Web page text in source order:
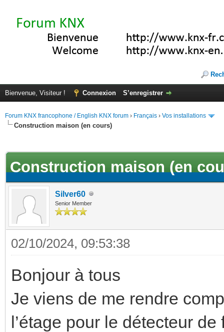
Bienvenue, Visiteur ! Connexion S’enregistrer
Forum KNX francophone / English KNX forum › Français › Vos installations
Construction maison (en cours)
Construction maison (en
Silver60
Senior Member
02/10/2024, 09:53:38
Bonjour à tous
Je viens de me rendre
l’étage pour le détecteur